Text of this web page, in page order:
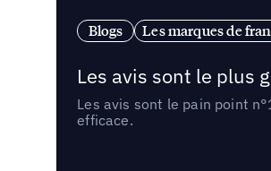
Blogs Les marques de
Les avis sont le plus
Les avis sont le pain point
efficace.